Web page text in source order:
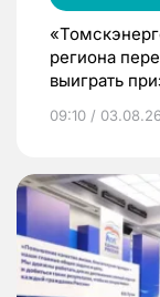
региона
выиграть
09:10 / 03.08.26